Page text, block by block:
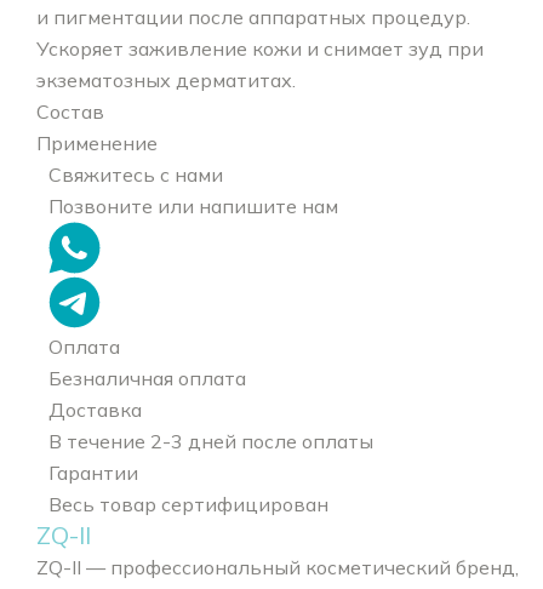
и пигментации после аппаратных процедур.
Ускоряет заживление кожи и снимает зуд при
экзематозных дерматитах.
Состав
Применение
Свяжитесь с нами
Позвоните или напишите нам
Оплата
Безналичная оплата
Доставка
В течение 2-3 дней после оплаты
Гарантии
Весь товар сертифицирован
ZQ-II
ZQ-II — профессиональный косметический бренд,